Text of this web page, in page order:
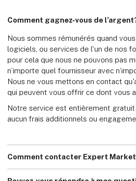
Comment gagnez-vous de
Nous sommes rémunérés quand
logiciels, ou services de l'un de nos
pour cela que nous ne pouvons pas
n’importe quel fournisseur avec
Nous ne vous mettons en contact
qui peuvent vous offrir ce dont vous
Notre service est entièrement gratuit
aucun frais additionnels ou
Comment contacter Expert
La meilleure façon de nous contacter
l'adresse info@expertmarket.fr .